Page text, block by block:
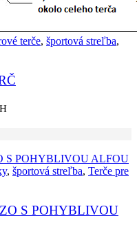
terče, športová streľba,
, športová streľba, Terče pre
S POHYBLIVOU